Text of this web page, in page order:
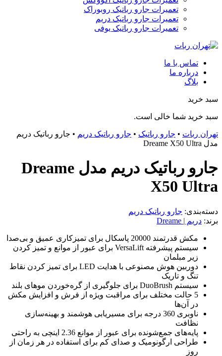
تعمیرات جارو رباتیک روبوراک
تعمیرات جارو رباتیک دریم
تعمیرات جارو رباتیک یوفی
تماس با ما
درباره ما
بلاگ
سبد خرید
سبد خرید شما خالی است.
تهران ربات • جارو رباتیک • جارو رباتیک دریم • جارو رباتیک دریم
مدل Dreame X50 Ultra
جارو رباتیک دریم مدل Dreame
X50 Ultra
دسته‌بندی: جارو رباتیک دریم
برند: دریم | Dreame
مکش قدرتمند 20000 پاسکال برای تمیزکاری عمیق و بی‌صدا
سیستم پیشرفته VersaLift برای عبور از موانع و تمیز کردن
زیر مبلمان
دوربین هوش مصنوعی با هدایت LED برای تمیز کردن نقاط
تنگ و تاریک
سیستم DuoBrush برای جلوگیری از گره‌خوردن موهای بلند
5 حالت مختلف برای مراقبت ویژه از فرش و افزایش مکش
در آن‌ها
ناوبری 360 درجه برای مسیریابی هوشمند و بهینه‌سازی
نظافت
پایه‌های جمع‌شونده برای عبور از موانع 2.36 اینچی به راحتی
طراحی ارگونومیک و صدای کم برای استفاده در هر زمان از
روز